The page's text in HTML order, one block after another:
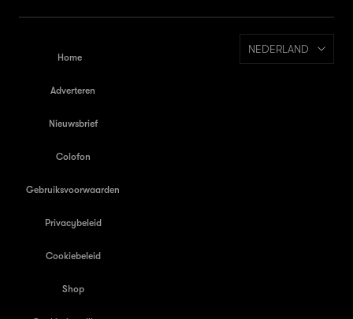
Home
Adverteren
Nieuwsbrief
Colofon
Gebruiksvoorwaarden
Privacybeleid
Cookiebeleid
Shop
NEDERLAND